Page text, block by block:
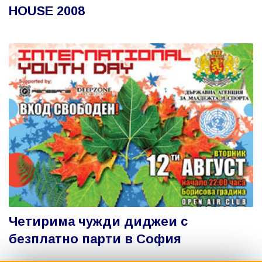
HOUSE 2008
Четирима чужди диджеи с
безплатно парти в София